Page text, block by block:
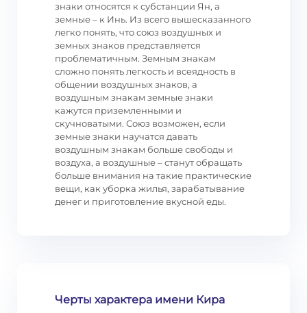
знаки относятся к субстанции Ян, а
земные – к Инь. Из всего вышесказанного
легко понять, что союз воздушных и
земных знаков представляется
проблематичным. Земным знакам
сложно понять легкость и всеядность в
общении воздушных знаков, а
воздушным знакам земные знаки
кажутся приземленными и
скучноватыми. Союз возможен, если
земные знаки научатся давать
воздушным знакам больше свободы и
воздуха, а воздушные – станут обращать
больше внимания на такие практические
вещи, как уборка жилья, зарабатывание
денег и приготовление вкусной еды.
Черты характера имени Кира